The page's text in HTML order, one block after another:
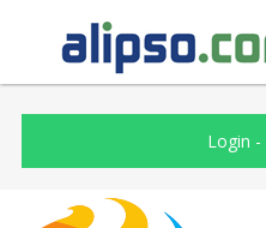
Login -